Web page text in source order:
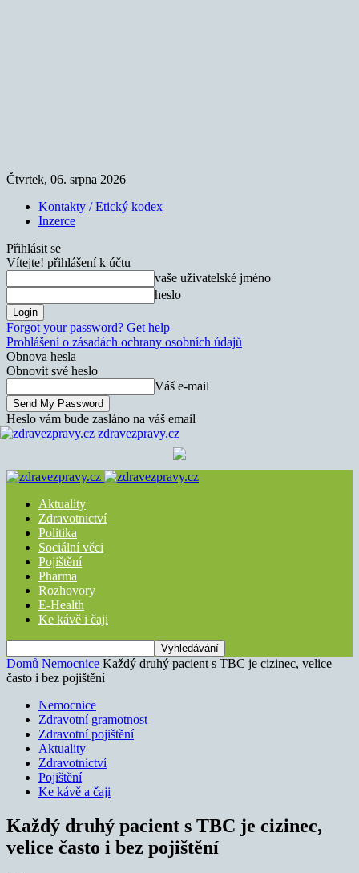
Čtvrtek, 06. srpna 2026
Kontakty / Etický kodex
Inzerce
Přihlásit se
Vítejte! přihlášení k účtu
vaše uživatelské jméno
heslo
Forgot your password? Get help
Prohlášení o zásadách ochrany osobních údajů
Obnova hesla
Obnovit své heslo
Váš e-mail
Heslo vám bude zasláno na váš email
zdravezpravy.cz
Aktuality
Zdravotnictví
Politika
Sociální věci
Pojištění
Pharma
Rozhovory
E-Health
Ke kávě i čaji
Domů Nemocnice Každý druhý pacient s TBC je cizinec, velice
často i bez pojištění
Nemocnice
Zdravotní gramotnost
Zdravotní pojištění
Aktuality
Zdravotnictví
Pojištění
Ke kávě a čaji
Každý druhý pacient s TBC je cizinec,
velice často i bez pojištění